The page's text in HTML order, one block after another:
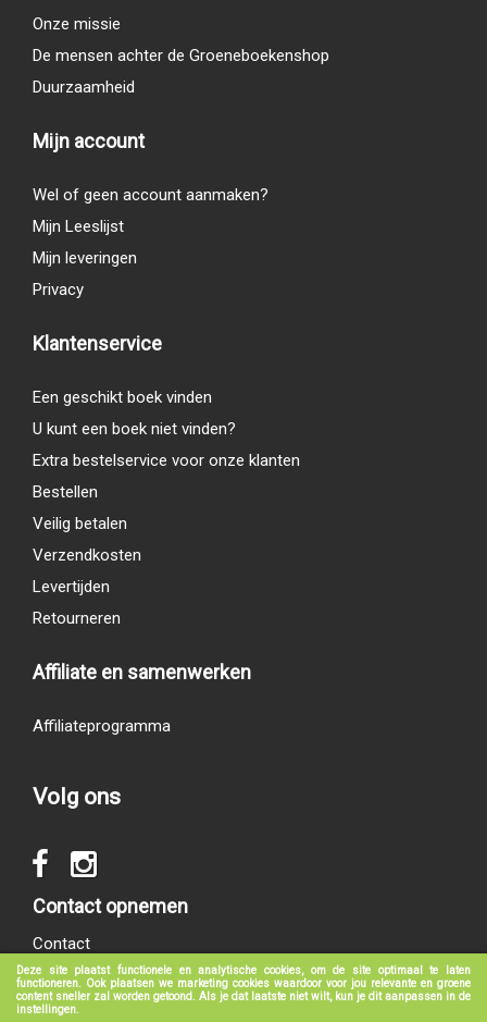
Deze site plaatst functionele en analytische cookies, om de site optimaal te laten
functioneren. Ook plaatsen we marketing cookies waardoor voor jou relevante en groene
content sneller zal worden getoond. Als je dat laatste niet wilt, kun je dit aanpassen in de
instellingen.
Onze missie
De mensen achter de Groeneboekenshop
Duurzaamheid
Mijn account
Wel of geen account aanmaken?
Mijn Leeslijst
Mijn leveringen
Privacy
Klantenservice
Een geschikt boek vinden
U kunt een boek niet vinden?
Extra bestelservice voor onze klanten
Bestellen
Veilig betalen
Verzendkosten
Levertijden
Retourneren
Affiliate en samenwerken
Affiliateprogramma
Volg ons
Contact opnemen
Contact